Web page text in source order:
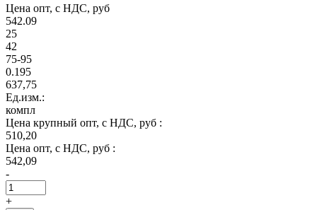
Цена опт, с НДС, руб
542.09
25
42
75-95
0.195
637,75
Ед.изм.:
компл
Цена крупный опт, с НДС, руб :
510,20
Цена опт, с НДС, руб :
542,09
-
+